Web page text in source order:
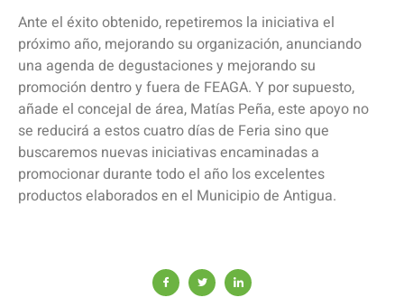
Ante el éxito obtenido, repetiremos la iniciativa el
próximo año, mejorando su organización, anunciando
una agenda de degustaciones y mejorando su
promoción dentro y fuera de FEAGA. Y por supuesto,
añade el concejal de área, Matías Peña, este apoyo no
se reducirá a estos cuatro días de Feria sino que
buscaremos nuevas iniciativas encaminadas a
promocionar durante todo el año los excelentes
productos elaborados en el Municipio de Antigua.